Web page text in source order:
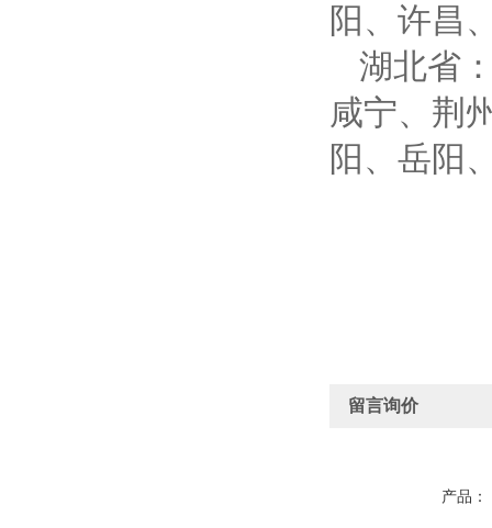
阳、许昌
湖北省
咸宁、荆
阳、岳阳
留言询价
产品：